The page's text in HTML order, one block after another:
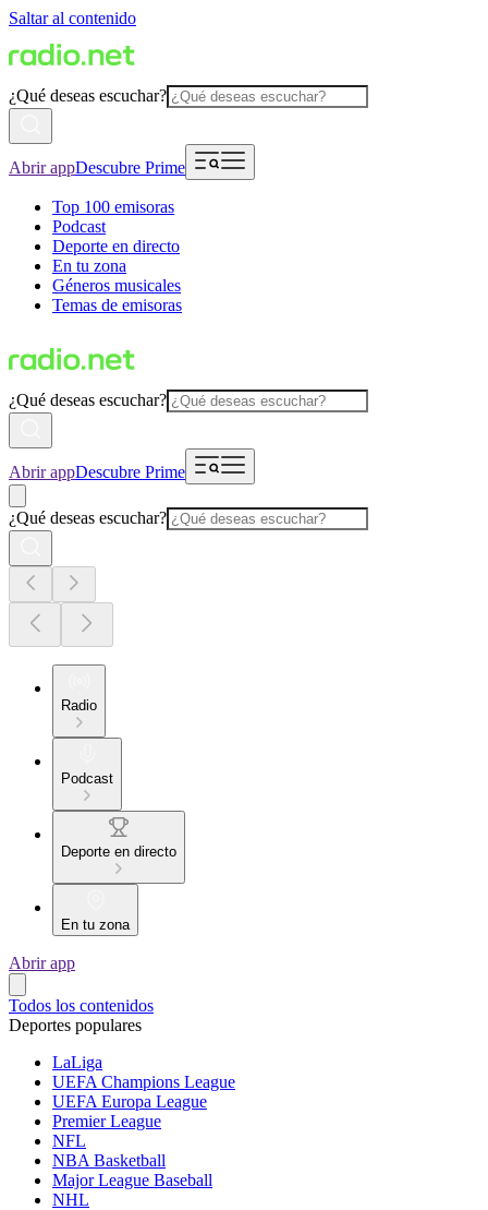
Saltar al contenido
¿Qué deseas escuchar?
Abrir appDescubre Prime
Top 100 emisoras
Podcast
Deporte en directo
En tu zona
Géneros musicales
Temas de emisoras
¿Qué deseas escuchar?
Abrir appDescubre Prime
¿Qué deseas escuchar?
Radio
Podcast
Deporte en directo
En tu zona
Abrir app
Todos los contenidos
Deportes populares
LaLiga
UEFA Champions League
UEFA Europa League
Premier League
NFL
NBA Basketball
Major League Baseball
NHL